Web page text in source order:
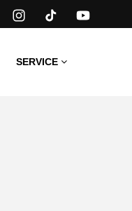
SERVICE